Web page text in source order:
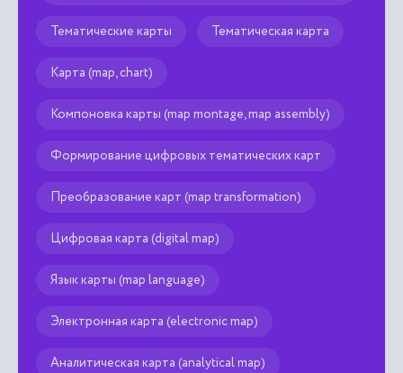
Тематические карты Тематическая карта
Карта (map, chart)
Компоновка карты (map montage, map assembly)
Формирование цифровых тематических карт
Преобразование карт (map transformation)
Цифровая карта (digital map)
Язык карты (map language)
Электронная карта (electronic map)
Аналитическая карта (analytical map)